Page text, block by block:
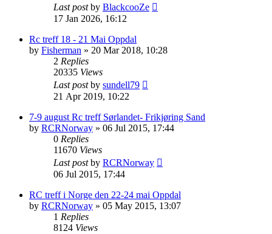
Last postby BlackcooZe
17 Jan 2026, 16:12
Rc treff 18 - 21 Mai Oppdal
by Fisherman » 20 Mar 2018, 10:28
2 Replies
20335 Views
Last postby sundell79
21 Apr 2019, 10:22
7-9 august Rc treff Sørlandet- Frikjøring Sand
by RCRNorway » 06 Jul 2015, 17:44
0 Replies
11670 Views
Last postby RCRNorway
06 Jul 2015, 17:44
RC treff i Norge den 22-24 mai Oppdal
by RCRNorway » 05 May 2015, 13:07
1 Replies
8124 Views